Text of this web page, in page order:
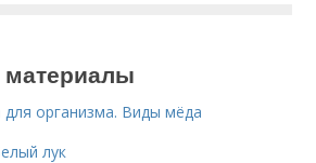
организма. Виды мёда
лук